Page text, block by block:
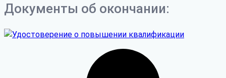
Документы об окончании: